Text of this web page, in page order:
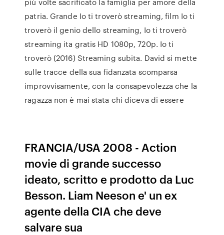
patria. Grande Io ti troverò streaming, film Io ti
troverò il genio dello streaming, Io ti troverò
streaming ita gratis HD 1080p, 720p. Io ti
troverò (2016) Streaming subita. David si mette
sulle tracce della sua fidanzata scomparsa
improvvisamente, con la consapevolezza che la
ragazza non è mai stata chi diceva di essere
FRANCIA/USA 2008 - Action
movie di grande successo
ideato, scritto e prodotto da Luc
Besson. Liam Neeson e' un ex
agente della CIA che deve
salvare sua